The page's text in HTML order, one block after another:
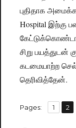
புதிதாக
Hospital இற்கு
சிறு பயத்துடன்
கடமையாற்ற
தெரிவித்தேன்.
Pages: Page
1 ,
2